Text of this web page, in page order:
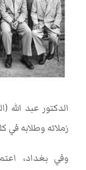
الدكتور عبد الله
زملائه وطلابه في
وفي بغداد،